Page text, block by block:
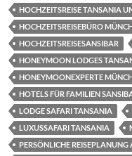
HOCHZEITSREISE TANSANIA
HOCHZEITSREISEBÜRO
HOCHZEITSREISESANSIBAR
HONEYMOON LODGES
HONEYMOONEXPERTE
HOTELS FÜR FAMILIEN
LODGE SAFARI TANSANIA
LUXUSSAFARI TANSANIA
PERSÖNLICHE REISEPLANUNG